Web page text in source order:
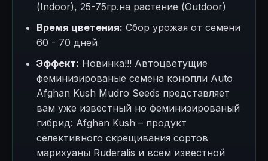
(Indoor), 25-75гр.на растение (Outdoor)
Время цветения: Сбор урожая от семени
60 - 70 дней
Эффект: Новинка!!! Автоцветущие
феминизированые семена конопли Auto
Afghan Kush Mudro Seeds представляет
вам уже известный но феминизированый
гибрид: Afghan Kush – продукт
селективного скрещивания сортов
марихуаны Ruderalis и всем известной